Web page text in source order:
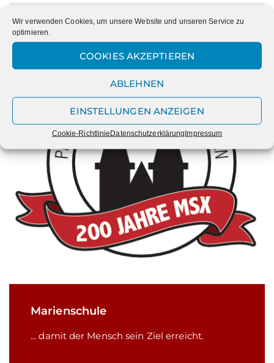
Wir verwenden Cookies, um unsere Website und unseren Service zu
optimieren.
COOKIES AKZEPTIEREN
ABLEHNEN
EINSTELLUNGEN ANZEIGEN
Cookie-RichtlinieDatenschutzerklärungImpressum
Marienschule
... damit der Mensch sein Ziel erreicht.